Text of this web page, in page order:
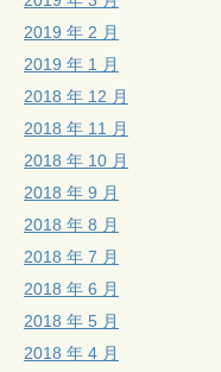
2019 年 2 月
2019 年 1 月
2018 年 12 月
2018 年 11 月
2018 年 10 月
2018 年 9 月
2018 年 8 月
2018 年 7 月
2018 年 6 月
2018 年 5 月
2018 年 4 月